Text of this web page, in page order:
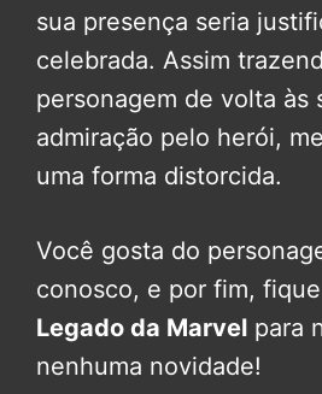
sua presença seria
celebrada. Assim
personagem de volta às
admiração pelo herói,
uma forma distorcida.
Você gosta do
conosco, e por fim,
Legado da Marvel para
nenhuma novidade!